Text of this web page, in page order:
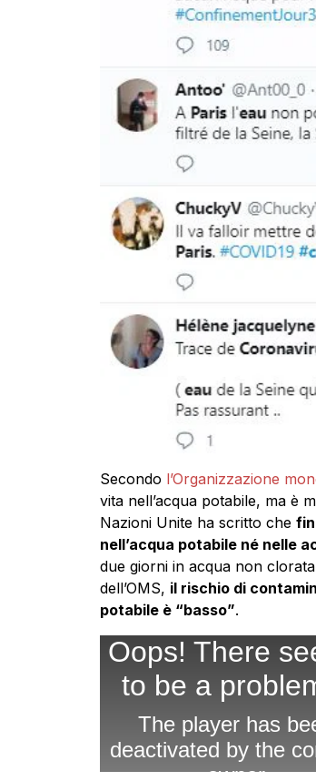
Secondo l’Organizzazione
vita nell’acqua potabile, ma è
Nazioni Unite ha scritto che
nell’acqua potabile né nelle
due giorni in acqua non
dell’OMS, il rischio di
potabile è “basso”.